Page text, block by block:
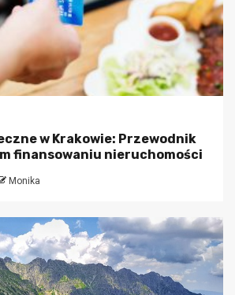
w Krakowie: Przewodnik
finansowaniu nieruchomości
Monika